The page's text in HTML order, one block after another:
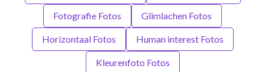
Fotografie Fotos Glimlachen Fotos
Horizontaal Fotos Human interest Fotos
Kleurenfoto Fotos